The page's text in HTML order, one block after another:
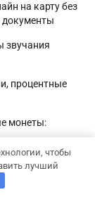
на карту без
документы
звучания
процентные
монеты:
чтобы
лучший